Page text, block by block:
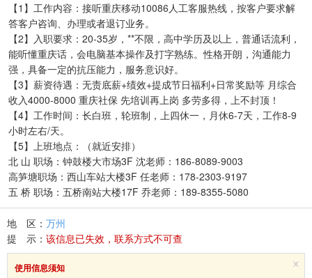
【1】工作内容：接听重庆移动10086人工客服热线，按客户要求解
答客户咨询、办理或者退订业务。
【2】入职要求：20-35岁，**不限，高中学历及以上，普通话流利，
能听懂重庆话，会电脑基本操作及打字熟练。性格开朗，沟通能力
强，具备一定的抗压能力，服务意识好。
【3】薪资待遇：无责底薪+绩效+提成节日福利+日常奖励等 月综合
收入4000-8000 重庆社保 先培训再上岗 多劳多得，上不封顶！
【4】工作时间：长白班，轮班制，上四休一，月休6-7天，工作8-9
小时左右/天。
【5】上班地点：（就近安排）
北 山 职场：钟鼓楼大市场3F 沈老师：186-8089-9003
高笋塘职场：西山车站大楼3F 任老师：178-2303-9197
五 桥 职场：五桥南站大楼17F 乔老师：189-8355-5080
地 区： 万州
提 示： 该信息已失效，联系方式不可查
×
使用信息须知